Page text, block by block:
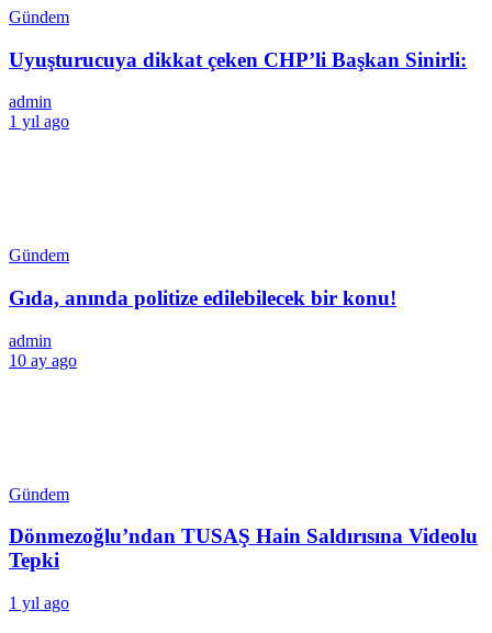
Gündem
Uyuşturucuya dikkat çeken CHP’li Başkan Sinirli:
admin
1 yıl ago
Gündem
Gıda, anında politize edilebilecek bir konu!
admin
10 ay ago
Gündem
Dönmezoğlu’ndan TUSAŞ Hain Saldırısına Videolu
Tepki
1 yıl ago